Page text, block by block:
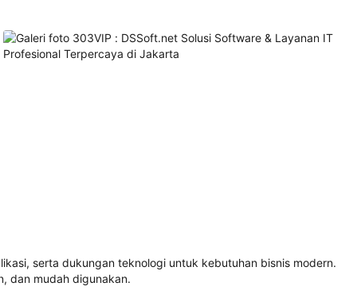
serta dukungan teknologi untuk kebutuhan bisnis modern.
dan mudah digunakan.